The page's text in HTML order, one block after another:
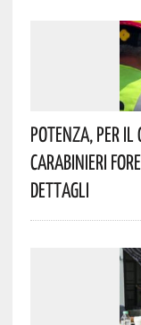
Potenza, Per Il
Carabinieri
Dettagli